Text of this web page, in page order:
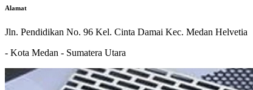
Alamat
Jln. Pendidikan No. 96 Kel. Cinta Damai Kec. Medan Helvetia
- Kota Medan - Sumatera Utara